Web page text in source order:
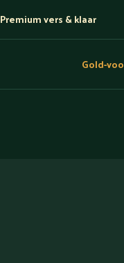
Premium vers & klaar
Gold-